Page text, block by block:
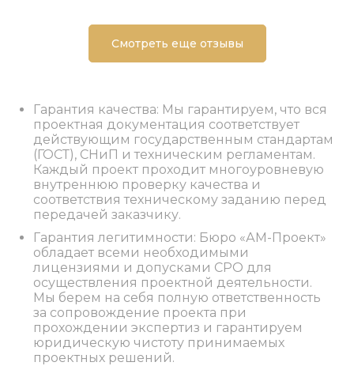
Смотреть еще отзывы
Гарантия качества: Мы гарантируем, что вся
проектная документация соответствует
действующим государственным стандартам
(ГОСТ), СНиП и техническим регламентам.
Каждый проект проходит многоуровневую
внутреннюю проверку качества и
соответствия техническому заданию перед
передачей заказчику.
Гарантия легитимности: Бюро «АМ-Проект»
обладает всеми необходимыми
лицензиями и допусками СРО для
осуществления проектной деятельности.
Мы берем на себя полную ответственность
за сопровождение проекта при
прохождении экспертиз и гарантируем
юридическую чистоту принимаемых
проектных решений.